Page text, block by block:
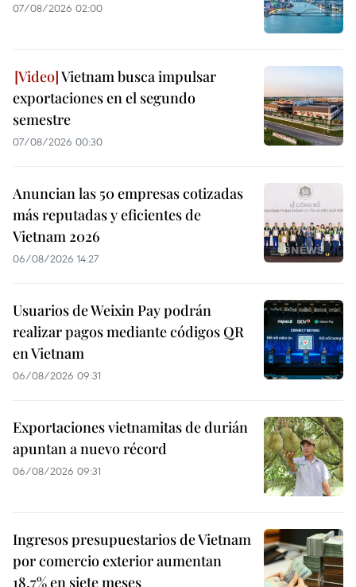
07/08/2026 02:00
Vietnam busca impulsar
exportaciones en el segundo
semestre
07/08/2026 00:30
Anuncian las 50 empresas cotizadas
más reputadas y eficientes de
Vietnam 2026
06/08/2026 14:27
Usuarios de Weixin Pay podrán
realizar pagos mediante códigos QR
en Vietnam
06/08/2026 09:31
Exportaciones vietnamitas de durián
apuntan a nuevo récord
06/08/2026 09:31
Ingresos presupuestarios de Vietnam
por comercio exterior aumentan
18,7% en siete meses